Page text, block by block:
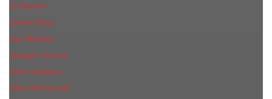
Jil Sander
Jimmi Choo
Jое Malоnе
Joaquin Cortes
John Galliano
John Richmond